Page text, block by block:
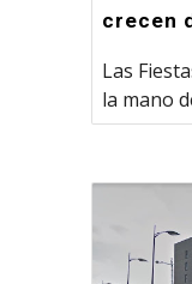
crecen
Las
la mano